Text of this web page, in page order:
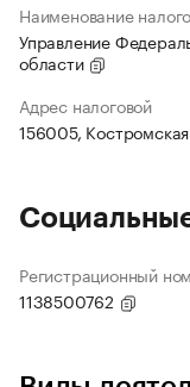
Наименование
Управление
области
Адрес налоговой
156005,
Регистрационный
1138500762